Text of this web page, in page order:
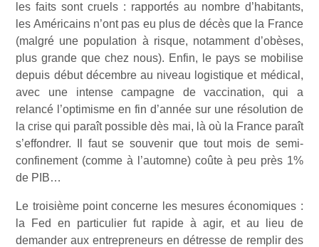
les faits sont cruels : rapportés au nombre d’habitants,
les Américains n’ont pas eu plus de décès que la France
(malgré une population à risque, notamment d’obèses,
plus grande que chez nous). Enfin, le pays se mobilise
depuis début décembre au niveau logistique et médical,
avec une intense campagne de vaccination, qui a
relancé l’optimisme en fin d’année sur une résolution de
la crise qui paraît possible dès mai, là où la France paraît
s’effondrer. Il faut se souvenir que tout mois de semi-
confinement (comme à l’automne) coûte à peu près 1%
de PIB…
Le troisième point concerne les mesures économiques :
la Fed en particulier fut rapide à agir, et au lieu de
demander aux entrepreneurs en détresse de remplir des